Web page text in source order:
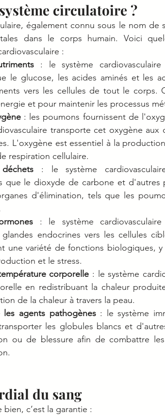
circulatoire ?
également connu sous le nom de
dans le corps humain. Voici
:
: le système
le glucose, les acides aminés et les
vers les cellules de tout le corps.
et pour maintenir les processus
: les poumons fournissent de
transporte cet oxygène
L'oxygène est essentiel à la
respiration cellulaire.
: le système
que le dioxyde de carbone et d'autres
d'élimination, tels que les
: le système
endocrines vers les cellules
une variété de fonctions biologiques,
et le stress.
corporelle : le système
en redistribuant la chaleur
de la chaleur à travers la peau.
agents pathogènes : le système
les globules blancs et
ou de blessure afin de combattre
du sang
c’est la garantie :